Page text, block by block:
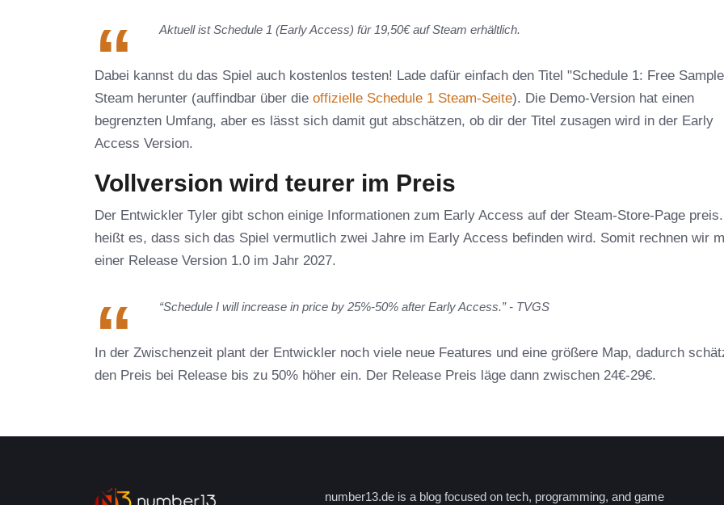
Aktuell ist Schedule 1 (Early Access) für 19,50€ auf Steam erhältlich.
Dabei kannst du das Spiel auch kostenlos testen! Lade dafür einfach den Titel "Schedule 1: Free
Steam herunter (auffindbar über die offizielle Schedule 1 Steam-Seite). Die Demo-Version hat einen
begrenzten Umfang, aber es lässt sich damit gut abschätzen, ob dir der Titel zusagen wird in der Early
Access Version.
Vollversion wird teurer im Preis
Der Entwickler Tyler gibt schon einige Informationen zum Early Access auf der Steam-Store-Page
heißt es, dass sich das Spiel vermutlich zwei Jahre im Early Access befinden wird. Somit rechnen wir
einer Release Version 1.0 im Jahr 2027.
“Schedule I will increase in price by 25%-50% after Early Access.” - TVGS
In der Zwischenzeit plant der Entwickler noch viele neue Features und eine größere Map, dadurch
den Preis bei Release bis zu 50% höher ein. Der Release Preis läge dann zwischen 24€-29€.
number13.de is a blog focused on tech, programming, and game